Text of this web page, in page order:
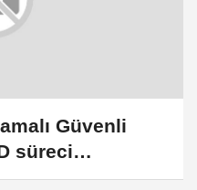
Güvenli
süreci